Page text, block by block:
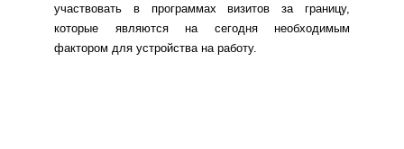
участвовать в программах визитов за границу,
которые являются на сегодня необходимым
фактором для устройства на работу.